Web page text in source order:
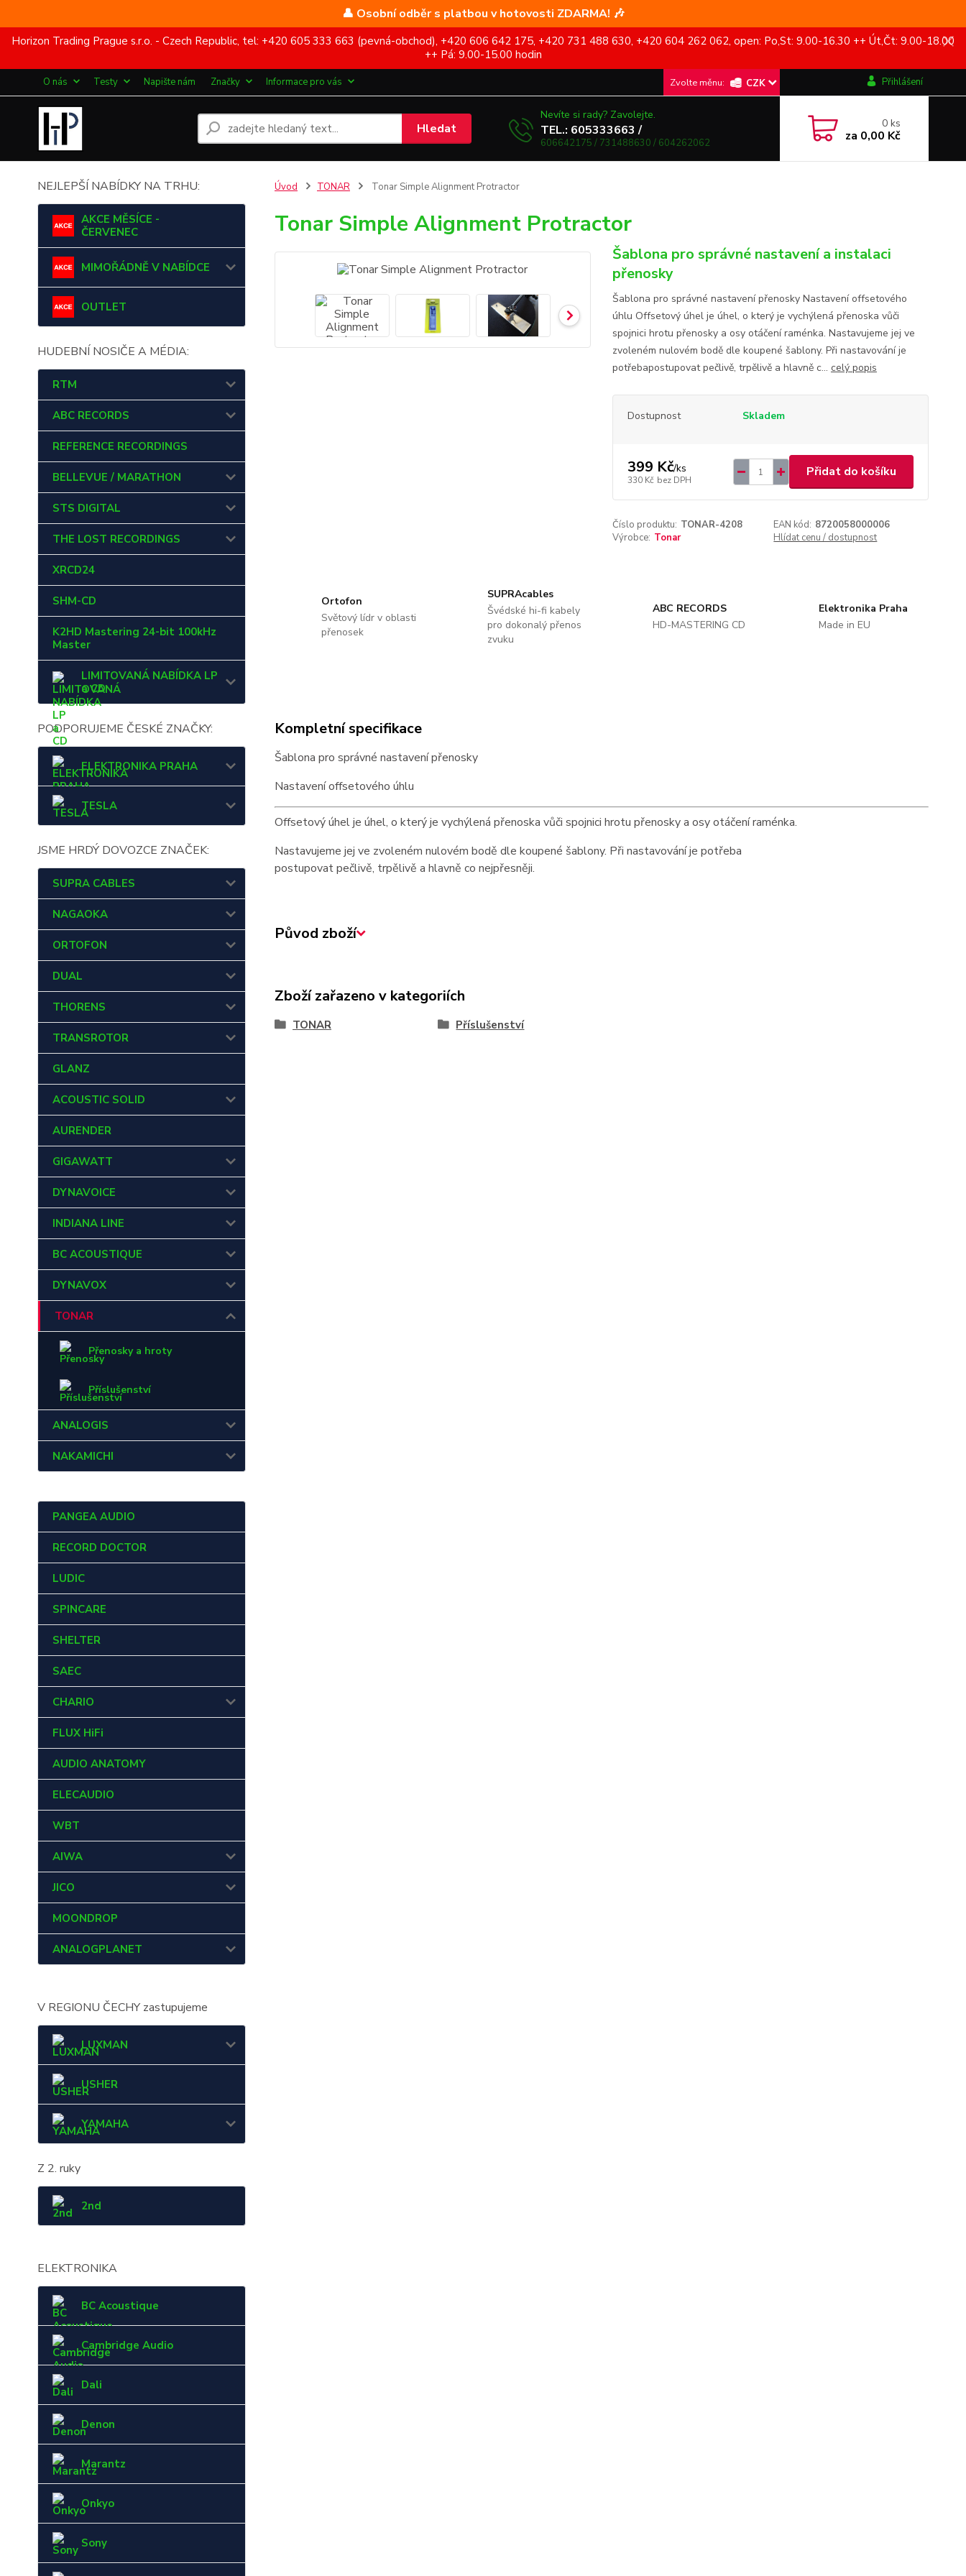
👤 Osobní odběr s platbou v hotovosti ZDARMA! 🎶
Horizon Trading Prague s.r.o. - Czech Republic, tel: +420 605 333 663 (pevná-obchod), +420 606 642 175, +420 731 488 630, +420 604 262 062, open: Po,St: 9.00-16.30 ++ Út,Čt: 9.00-18.00
++ Pá: 9.00-15.00 hodin
O nás Testy Napište nám Značky Informace pro vás CZK Přihlášení
Hledat
Nevíte si rady? Zavolejte.
TEL.: 605333663 /
606642175 / 731488630 / 604262062
0ks
za 0,00 Kč
NEJLEPŠÍ NABÍDKY NA TRHU:
AKCE MĚSÍCE -
ČERVENEC
MIMOŘÁDNĚ V NABÍDCE
OUTLET
HUDEBNÍ NOSIČE A MÉDIA:
RTM
ABC RECORDS
REFERENCE RECORDINGS
BELLEVUE / MARATHON
STS DIGITAL
THE LOST RECORDINGS
XRCD24
SHM-CD
K2HD Mastering 24-bit 100kHz
Master
LIMITOVANÁ NABÍDKA LP
a CD
PODPORUJEME ČESKÉ ZNAČKY:
ELEKTRONIKA PRAHA
TESLA
JSME HRDÝ DOVOZCE ZNAČEK:
SUPRA CABLES
NAGAOKA
ORTOFON
DUAL
THORENS
TRANSROTOR
GLANZ
ACOUSTIC SOLID
AURENDER
GIGAWATT
DYNAVOICE
INDIANA LINE
BC ACOUSTIQUE
DYNAVOX
TONAR
Přenosky a hroty
Příslušenství
ANALOGIS
NAKAMICHI
PANGEA AUDIO
RECORD DOCTOR
LUDIC
SPINCARE
SHELTER
SAEC
CHARIO
FLUX HiFi
AUDIO ANATOMY
ELECAUDIO
WBT
AIWA
JICO
MOONDROP
ANALOGPLANET
V REGIONU ČECHY zastupujeme
LUXMAN
USHER
YAMAHA
Z 2. ruky
2nd
ELEKTRONIKA
BC Acoustique
Cambridge Audio
Dali
Denon
Marantz
Onkyo
Sony
Úvod TONAR Tonar Simple Alignment Protractor
Tonar Simple Alignment Protractor
Šablona pro správné nastavení a instalaci
přenosky
Šablona pro správné nastavení přenosky Nastavení offsetového
úhlu Offsetový úhel je úhel, o který je vychýlená přenoska vůči
spojnici hrotu přenosky a osy otáčení raménka. Nastavujeme jej ve
zvoleném nulovém bodě dle koupené šablony. Při nastavování je
potřebapostupovat pečlivě, trpělivě a hlavně c... celý popis
Dostupnost Skladem
399 Kč/ks
330 Kč bez DPH
Přidat do košíku
Číslo produktu: TONAR-4208 EAN kód: 8720058000006
Výrobce: Tonar Hlídat cenu / dostupnost
Ortofon
Světový lídr v oblasti
přenosek
SUPRAcables
Švédské hi-fi kabely
pro dokonalý přenos
zvuku
ABC RECORDS
HD-MASTERING CD
Elektronika Praha
Made in EU
Kompletní specifikace
Šablona pro správné nastavení přenosky
Nastavení offsetového úhlu
Offsetový úhel je úhel, o který je vychýlená přenoska vůči spojnici hrotu přenosky a osy otáčení raménka.
Nastavujeme jej ve zvoleném nulovém bodě dle koupené šablony. Při nastavování je potřeba
postupovat pečlivě, trpělivě a hlavně co nejpřesněji.
Původ zboží
Zboží zařazeno v kategoriích
TONAR Příslušenství